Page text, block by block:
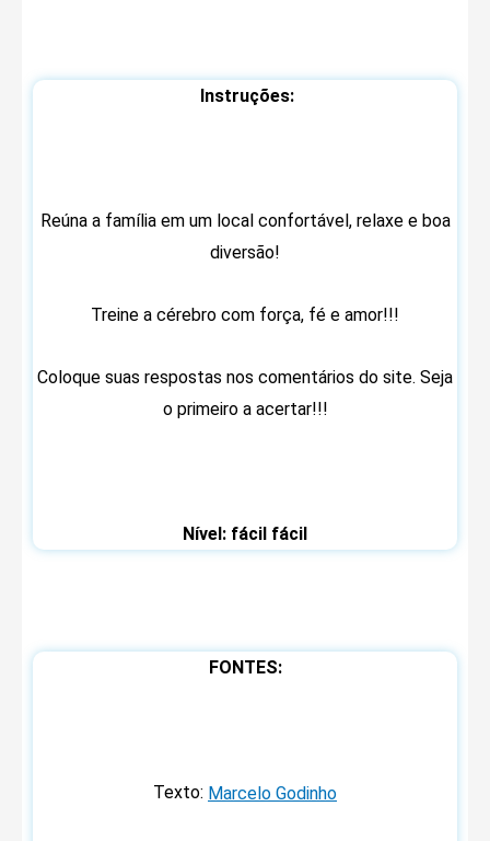
Instruções:
Reúna a família em um local confortável, relaxe e boa
diversão!
Treine a cérebro com força, fé e amor!!!
Coloque suas respostas nos comentários do site. Seja
o primeiro a acertar!!!
Nível: fácil fácil
FONTES:
Texto: Marcelo Godinho